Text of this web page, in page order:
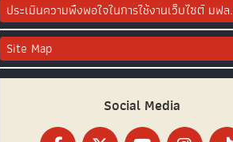
ประเมินความพึงพอใจในการใช้งานเว็บไซต์ มฟล.
Site Map
Social Media